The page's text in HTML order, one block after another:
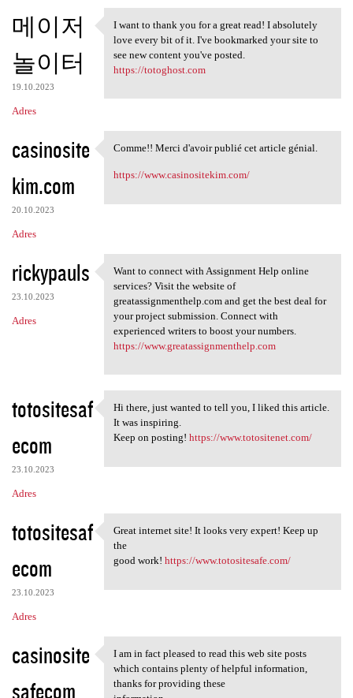
메이저
놀이터
19.10.2023
Adres
I want to thank you for a
I want to thank you for a great read! I absolutely
love every bit of it. I've bookmarked your site to
see new content you've posted.
https://totoghost.com
casinosite
kim.com
20.10.2023
Adres
Comme!! Merci d'avoir publié
Comme!! Merci d'avoir publié cet article génial.
https://www.casinositekim.com/
rickypauls
23.10.2023
Adres
Want to connect with
Want to connect with Assignment Help online
services? Visit the website of
greatassignmenthelp.com and get the best deal for
your project submission. Connect with
experienced writers to boost your numbers.
https://www.greatassignmenthelp.com
totositesaf
ecom
23.10.2023
Adres
Hi there, just wanted to tell
Hi there, just wanted to tell you, I liked this article.
It was inspiring.
Keep on posting! https://www.totositenet.com/
totositesaf
ecom
23.10.2023
Adres
Great internet site! It looks
Great internet site! It looks very expert! Keep up
the
good work! https://www.totositesafe.com/
casinosite
safecom
I am in fact pleased to read
I am in fact pleased to read this web site posts
which contains plenty of helpful information,
thanks for providing these